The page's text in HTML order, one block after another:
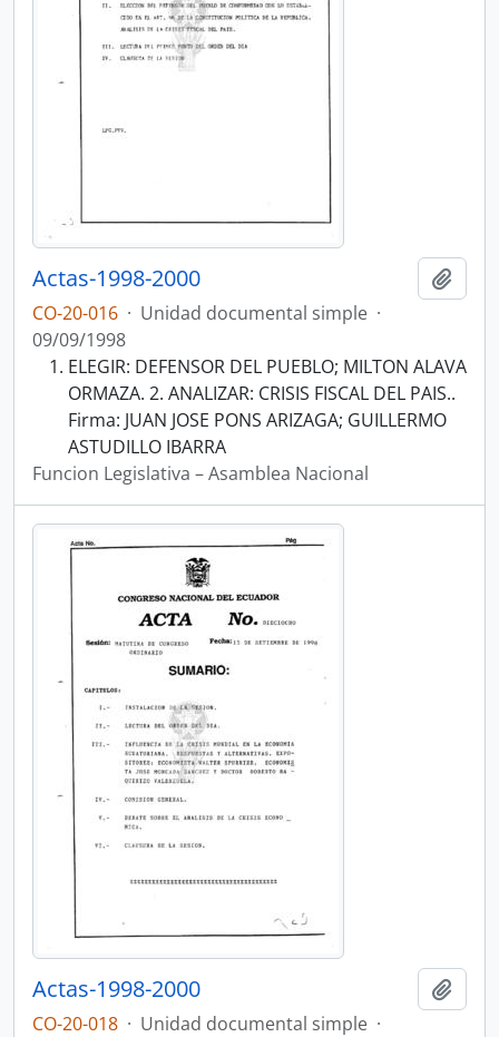
Actas-1998-2000
CO-20-016 · Unidad documental simple ·
09/09/1998
ELEGIR: DEFENSOR DEL PUEBLO; MILTON ALAVA
ORMAZA. 2. ANALIZAR: CRISIS FISCAL DEL PAIS..
Firma: JUAN JOSE PONS ARIZAGA; GUILLERMO
ASTUDILLO IBARRA
Funcion Legislativa – Asamblea Nacional
Actas-1998-2000
CO-20-018 · Unidad documental simple ·